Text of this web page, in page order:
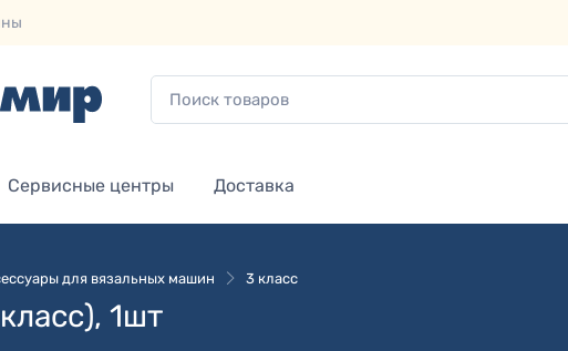
Сервисные центры Доставка
для вязальных машин 3 класс
1шт